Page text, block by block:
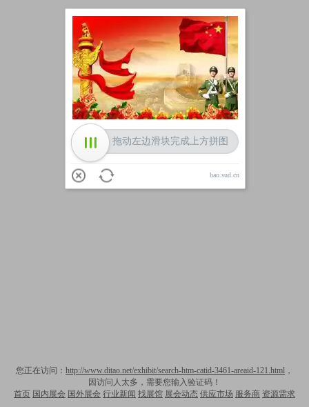
您正在访问： http://www.ditao.net/exhibit/search-htm-catid-3461-areaid-121.html ，
因访问人太多，需要您输入验证码！
首页 国内展会 国外展会 行业新闻 找展馆 展会动态 供应市场 服务商 资源需求
加载中
拖动左边滑块完成上方拼图
hao.sud.cn